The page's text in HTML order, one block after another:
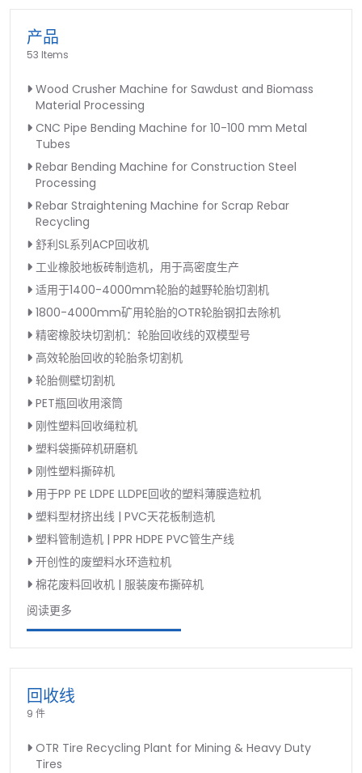
产品
53 Items
Wood Crusher Machine for Sawdust and Biomass
Material Processing
CNC Pipe Bending Machine for 10-100 mm Metal
Tubes
Rebar Bending Machine for Construction Steel
Processing
Rebar Straightening Machine for Scrap Rebar
Recycling
舒利SL系列ACP回收机
工业橡胶地板砖制造机，用于高密度生产
适用于1400-4000mm轮胎的越野轮胎切割机
1800-4000mm矿用轮胎的OTR轮胎钢扣去除机
精密橡胶块切割机：轮胎回收线的双模型号
高效轮胎回收的轮胎条切割机
轮胎侧壁切割机
PET瓶回收用滚筒
刚性塑料回收绳粒机
塑料袋撕碎机研磨机
刚性塑料撕碎机
用于PP PE LDPE LLDPE回收的塑料薄膜造粒机
塑料型材挤出线 | PVC天花板制造机
塑料管制造机 | PPR HDPE PVC管生产线
开创性的废塑料水环造粒机
棉花废料回收机 | 服装废布撕碎机
阅读更多
回收线
9 件
OTR Tire Recycling Plant for Mining & Heavy Duty
Tires